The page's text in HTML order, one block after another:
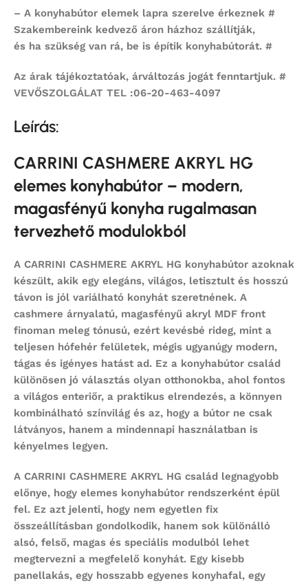
– A konyhabútor elemek lapra szerelve érkeznek #
Szakembereink kedvező áron házhoz szállítják,
és ha szükség van rá, be is építik konyhabútorát. #
Az árak tájékoztatóak, árváltozás jogát fenntartjuk. #
VEVŐSZOLGÁLAT TEL :06-20-463-4097
Leírás:
CARRINI CASHMERE AKRYL HG
elemes konyhabútor – modern,
magasfényű konyha rugalmasan
tervezhető modulokból
A CARRINI CASHMERE AKRYL HG konyhabútor azoknak
készült, akik egy elegáns, világos, letisztult és hosszú
távon is jól variálható konyhát szeretnének. A
cashmere árnyalatú, magasfényű akryl MDF front
finoman meleg tónusú, ezért kevésbé rideg, mint a
teljesen hófehér felületek, mégis ugyanúgy modern,
tágas és igényes hatást ad. Ez a konyhabútor család
különösen jó választás olyan otthonokba, ahol fontos
a világos enteriőr, a praktikus elrendezés, a könnyen
kombinálható színvilág és az, hogy a bútor ne csak
látványos, hanem a mindennapi használatban is
kényelmes legyen.
A CARRINI CASHMERE AKRYL HG család legnagyobb
előnye, hogy elemes konyhabútor rendszerként épül
fel. Ez azt jelenti, hogy nem egyetlen fix
összeállításban gondolkodik, hanem sok különálló
alsó, felső, magas és speciális modulból lehet
megtervezni a megfelelő konyhát. Egy kisebb
panellakás, egy hosszabb egyenes konyhafal, egy